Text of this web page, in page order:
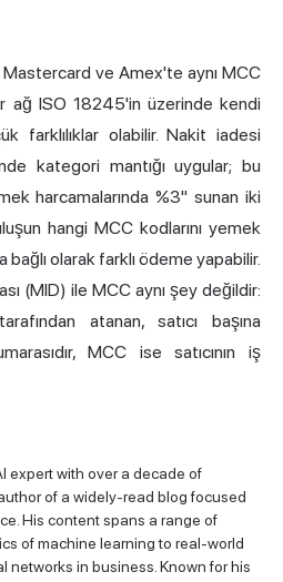
Mastercard ve Amex'te aynı MCC
ağ ISO 18245'in üzerinde kendi
farklılıklar olabilir. Nakit iadesi
kategori mantığı uygular; bu
harcamalarında %3" sunan iki
hangi MCC kodlarını yemek
bağlı olarak farklı ödeme yapabilir.
(MID) ile MCC aynı şey değildir:
atanan, satıcı başına
MCC ise satıcının iş
expert with over a decade of
of a widely-read blog focused
His content spans a range of
of machine learning to real-world
networks in business. Known for his